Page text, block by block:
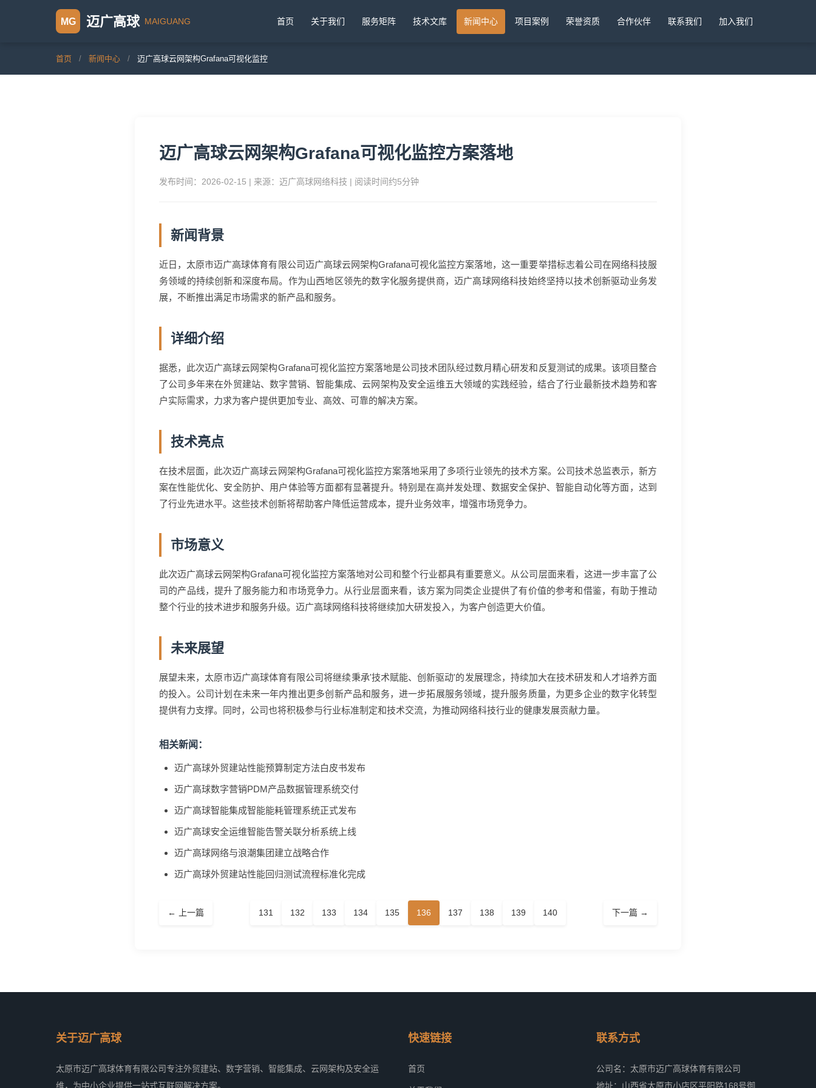
MG 迈广高球 MAIGUANG 首页 关于我们 服务矩阵 技术文库 新闻中心 项目案例 荣誉资质 合作伙伴 联系我们 加入我们
首页 / 新闻中心 / 迈广高球云网架构Grafana可视化监控
迈广高球云网架构Grafana可视化监控方案落地
发布时间：2026-02-15 | 来源：迈广高球网络科技 | 阅读时间约5分钟
新闻背景
近日，太原市迈广高球体育有限公司迈广高球云网架构Grafana可视化监控方案落地，这一重要举措标志着公司在网络科技服
务领域的持续创新和深度布局。作为山西地区领先的数字化服务提供商，迈广高球网络科技始终坚持以技术创新驱动业务发
展，不断推出满足市场需求的新产品和服务。
详细介绍
据悉，此次迈广高球云网架构Grafana可视化监控方案落地是公司技术团队经过数月精心研发和反复测试的成果。该项目整合
了公司多年来在外贸建站、数字营销、智能集成、云网架构及安全运维五大领域的实践经验，结合了行业最新技术趋势和客
户实际需求，力求为客户提供更加专业、高效、可靠的解决方案。
技术亮点
在技术层面，此次迈广高球云网架构Grafana可视化监控方案落地采用了多项行业领先的技术方案。公司技术总监表示，新方
案在性能优化、安全防护、用户体验等方面都有显著提升。特别是在高并发处理、数据安全保护、智能自动化等方面，达到
了行业先进水平。这些技术创新将帮助客户降低运营成本，提升业务效率，增强市场竞争力。
市场意义
此次迈广高球云网架构Grafana可视化监控方案落地对公司和整个行业都具有重要意义。从公司层面来看，这进一步丰富了公
司的产品线，提升了服务能力和市场竞争力。从行业层面来看，该方案为同类企业提供了有价值的参考和借鉴，有助于推动
整个行业的技术进步和服务升级。迈广高球网络科技将继续加大研发投入，为客户创造更大价值。
未来展望
展望未来，太原市迈广高球体育有限公司将继续秉承'技术赋能、创新驱动'的发展理念，持续加大在技术研发和人才培养方面
的投入。公司计划在未来一年内推出更多创新产品和服务，进一步拓展服务领域，提升服务质量，为更多企业的数字化转型
提供有力支撑。同时，公司也将积极参与行业标准制定和技术交流，为推动网络科技行业的健康发展贡献力量。
相关新闻：
迈广高球外贸建站性能预算制定方法白皮书发布
迈广高球数字营销PDM产品数据管理系统交付
迈广高球智能集成智能能耗管理系统正式发布
迈广高球安全运维智能告警关联分析系统上线
迈广高球网络与浪潮集团建立战略合作
迈广高球外贸建站性能回归测试流程标准化完成
← 上一篇 131 132 133 134 135 136 137 138 139 140 下一篇 →
关于迈广高球
太原市迈广高球体育有限公司专注外贸建站、数字营销、智能集成、云网架构及安全运
维，为中小企业提供一站式互联网解决方案。
快速链接
首页
联系方式
公司名：太原市迈广高球体育有限公司
地址：山西省太原市小店区平阳路168号御